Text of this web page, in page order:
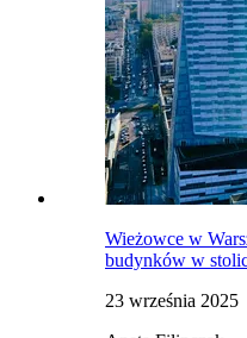
Wieżowce w
budynków w
23 września 2025